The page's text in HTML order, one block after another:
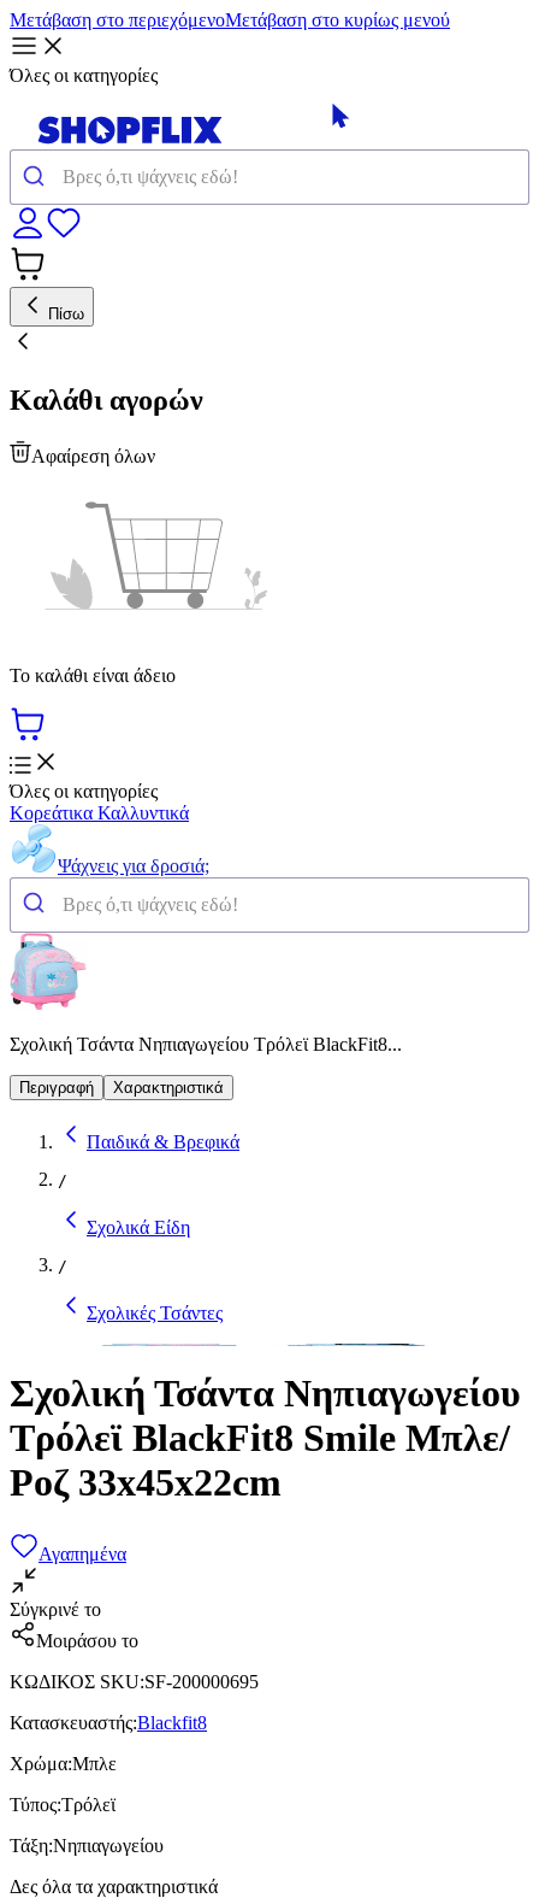
Μετάβαση στο περιεχόμενοΜετάβαση στο κυρίως μενού
Όλες οι κατηγορίες
Πίσω
Καλάθι αγορών
Αφαίρεση όλων
Το καλάθι είναι άδειο
Όλες οι κατηγορίες
Κορεάτικα Καλλυντικά
Ψάχνεις για δροσιά;
Σχολική Τσάντα Νηπιαγωγείου Τρόλεϊ BlackFit8...
Περιγραφή Χαρακτηριστικά
Παιδικά & Βρεφικά
/
Σχολικά Είδη
/
Σχολικές Τσάντες
Σχολική Τσάντα Νηπιαγωγείου
Τρόλεϊ BlackFit8 Smile Μπλε/
Ροζ 33x45x22cm
Αγαπημένα
Σύγκρινέ το
Μοιράσου το
ΚΩΔΙΚΟΣ SKU:SF-200000695
Κατασκευαστής:Blackfit8
Χρώμα:Μπλε
Τύπος:Τρόλεϊ
Τάξη:Νηπιαγωγείου
Δες όλα τα χαρακτηριστικά